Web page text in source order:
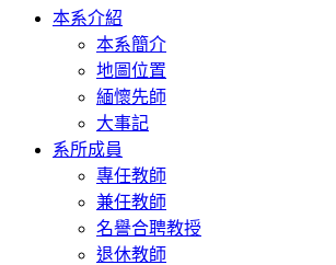
Toggle
navigation
本系介紹
本系簡介
地圖位置
緬懷先師
大事記
系所成員
專任教師
兼任教師
名譽合聘教授
退休教師